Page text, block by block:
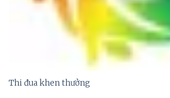
Thi đua khen thưởng